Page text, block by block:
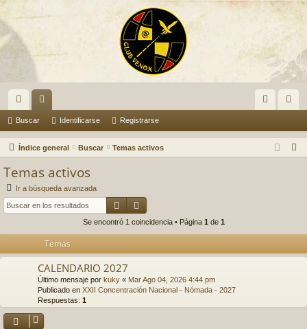
nl
ac
pi
or
os nti ist
Buscar Identificarse Registrarse
Índice general Buscar Temas activos
Temas activos
Ir a búsqueda avanzada
Buscar
Se encontró 1 coincidencia • Página 1 de 1
Temas
CALENDARIO 2027
Último mensaje por kuky « Mar Ago 04, 2026 4:44 pm
Publicado en XXII Concentración Nacional - Nómada - 2027
Respuestas: 1